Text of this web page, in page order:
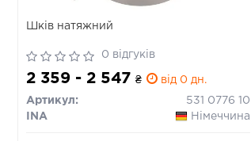
Шків натяжний
0 відгуків
2 359 - 2 547 ₴ від 0 дн.
Артикул:
531 0776 10
INA
Німеччина